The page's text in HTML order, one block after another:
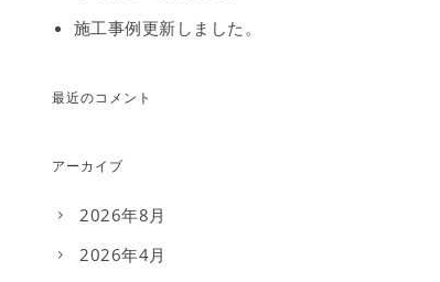
施工事例更新しました。
最近のコメント
アーカイブ
2026年8月
2026年4月